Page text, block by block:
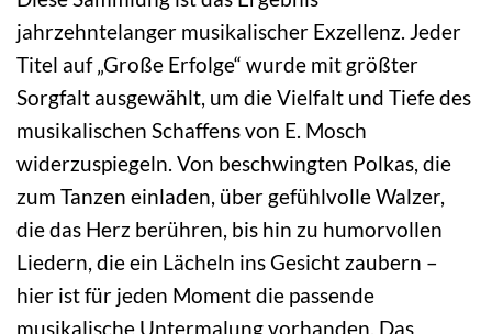
jahrzehntelanger musikalischer Exzellenz. Jeder
Titel auf „Große Erfolge“ wurde mit größter
Sorgfalt ausgewählt, um die Vielfalt und Tiefe des
musikalischen Schaffens von E. Mosch
widerzuspiegeln. Von beschwingten Polkas, die
zum Tanzen einladen, über gefühlvolle Walzer,
die das Herz berühren, bis hin zu humorvollen
Liedern, die ein Lächeln ins Gesicht zaubern –
hier ist für jeden Moment die passende
musikalische Untermalung vorhanden. Das